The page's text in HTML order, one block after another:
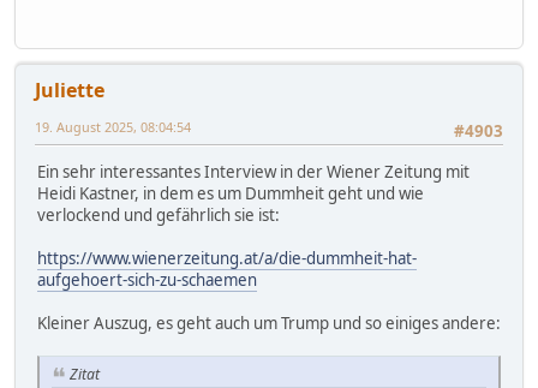
Juliette
#4903
19. August 2025, 08:04:54
Ein sehr interessantes Interview in der Wiener Zeitung mit
Heidi Kastner, in dem es um Dummheit geht und wie
verlockend und gefährlich sie ist:
https://www.wienerzeitung.at/a/die-dummheit-hat-
aufgehoert-sich-zu-schaemen
Kleiner Auszug, es geht auch um Trump und so einiges andere:
Zitat